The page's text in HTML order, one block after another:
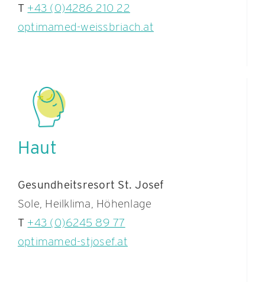
T +43 (0)4286 210 22
optimamed-weissbriach.at
Haut
Gesundheitsresort St. Josef
Sole, Heilklima, Höhenlage
T +43 (0)6245 89 77
optimamed-stjosef.at